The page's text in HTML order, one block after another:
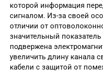
которой информация
сигналом. Из-за своей
отличии от
значительный показатель
подвержена
увеличить длину канала
кабели с защитой от